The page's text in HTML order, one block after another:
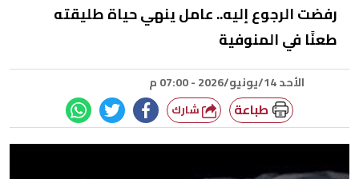
رفضت الرجوع إليه.. عامل ينهي حياة طليقته
طعنًا في المنوفية
الأحد 14/يونيو/2026 - 07:00 م
طباعة